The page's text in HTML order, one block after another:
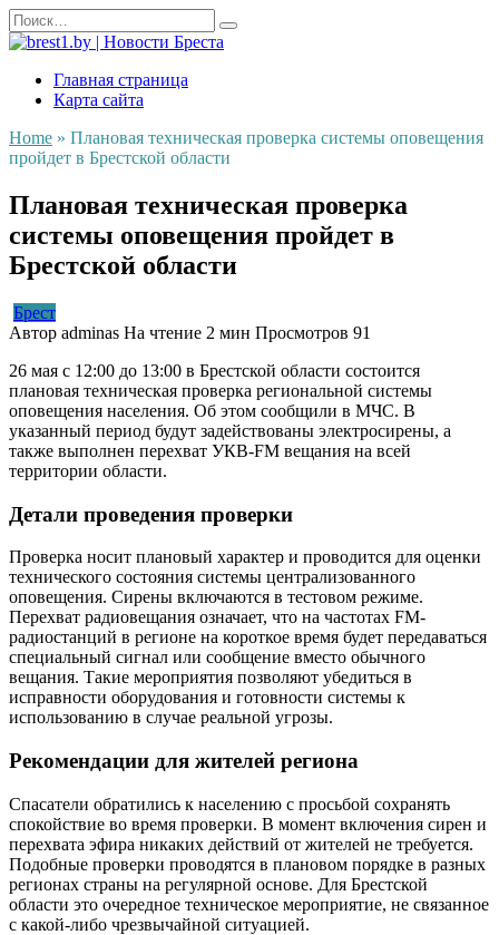
Перейти
к
содержанию
Search
for:
Главная страница
Карта сайта
Home » Плановая техническая проверка системы оповещения
пройдет в Брестской области
Плановая техническая проверка
системы оповещения пройдет в
Брестской области
Брест
Автор adminas На чтение 2 мин Просмотров 91
26 мая с 12:00 до 13:00 в Брестской области состоится
плановая техническая проверка региональной системы
оповещения населения. Об этом сообщили в МЧС. В
указанный период будут задействованы электросирены, а
также выполнен перехват УКВ-FM вещания на всей
территории области.
Детали проведения проверки
Проверка носит плановый характер и проводится для оценки
технического состояния системы централизованного
оповещения. Сирены включаются в тестовом режиме.
Перехват радиовещания означает, что на частотах FM-
радиостанций в регионе на короткое время будет передаваться
специальный сигнал или сообщение вместо обычного
вещания. Такие мероприятия позволяют убедиться в
исправности оборудования и готовности системы к
использованию в случае реальной угрозы.
Рекомендации для жителей региона
Спасатели обратились к населению с просьбой сохранять
спокойствие во время проверки. В момент включения сирен и
перехвата эфира никаких действий от жителей не требуется.
Подобные проверки проводятся в плановом порядке в разных
регионах страны на регулярной основе. Для Брестской
области это очередное техническое мероприятие, не связанное
с какой-либо чрезвычайной ситуацией.